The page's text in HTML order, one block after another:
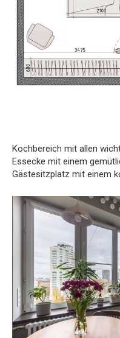
Kochbereich mit allen
Essecke mit einem
Gästesitzplatz mit einem